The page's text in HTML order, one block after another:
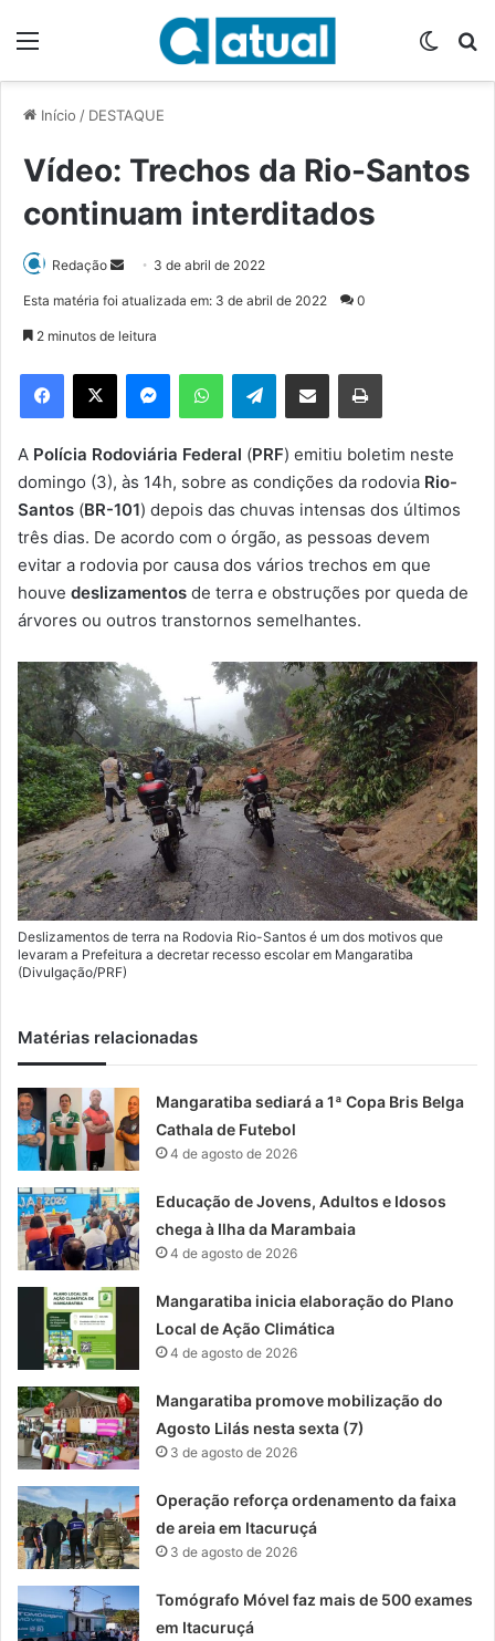
Início / DESTAQUE
Vídeo: Trechos da Rio-Santos
continuam interditados
Redação
d
e
m
e
-
m
a
i
3 de abril de 2022
Esta matéria foi atualizada em: 3 de abril de 2022 0
2 minutos de leitura
Telegram
A Polícia Rodoviária Federal (PRF) emitiu boletim neste
domingo (3), às 14h, sobre as condições da rodovia Rio-
Santos (BR-101) depois das chuvas intensas dos últimos
três dias. De acordo com o órgão, as pessoas devem
evitar a rodovia por causa dos vários trechos em que
houve deslizamentos de terra e obstruções por queda de
árvores ou outros transtornos semelhantes.
Deslizamentos de terra na Rodovia Rio-Santos é um dos motivos que
levaram a Prefeitura a decretar recesso escolar em Mangaratiba
(Divulgação/PRF)
Matérias relacionadas
Mangaratiba sediará a 1ª Copa Bris Belga
Cathala de Futebol
4 de agosto de 2026
Educação de Jovens, Adultos e Idosos
chega à Ilha da Marambaia
4 de agosto de 2026
Mangaratiba inicia elaboração do Plano
Local de Ação Climática
4 de agosto de 2026
Mangaratiba promove mobilização do
Agosto Lilás nesta sexta (7)
3 de agosto de 2026
Operação reforça ordenamento da faixa
de areia em Itacuruçá
3 de agosto de 2026
Tomógrafo Móvel faz mais de 500 exames
em Itacuruçá